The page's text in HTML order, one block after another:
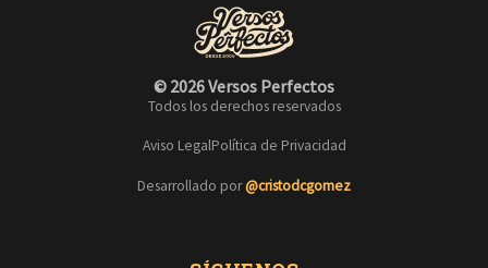
© 2026 Versos Perfectos
Todos los derechos reservados
Aviso LegalPolítica de Privacidad
Desarrollado por@cristodcgomez